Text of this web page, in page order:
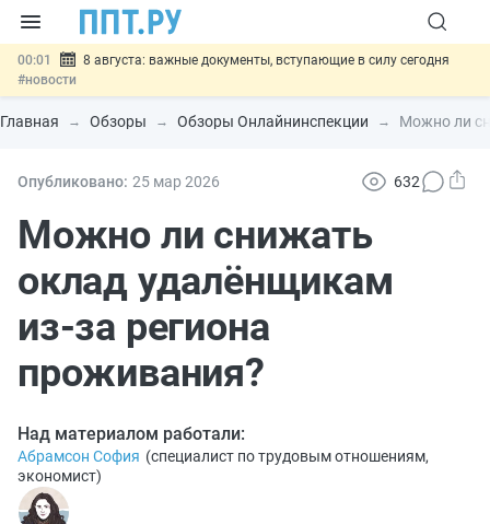
00:01
8 августа: важные документы, вступающие в силу сегодня
#новости
07.08 Подписан закон о блокировке продажи опасных товаров через
«Честный знак»#новости
07.08 Госпошлину за устранение ошибок в документах предлагают
07.08
отношений #новости
Главная Обзоры Обзоры Онлайнинспекции Можно ли
Опубликовано: 25 мар 2026 632
Можно ли снижать
оклад удалёнщикам
из‑за региона
проживания?
Над материалом работали:
Абрамсон София (специалист по трудовым отношениям,
экономист)